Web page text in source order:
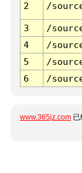
2 /
3 /
4
/
5
/
6
/
www.365jz.com